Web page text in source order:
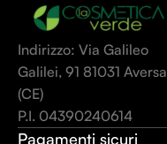
Indirizzo: Via Galileo
Galilei, 91 81031 Aversa
(CE)
P.I. 04390240614
Pagamenti sicuri